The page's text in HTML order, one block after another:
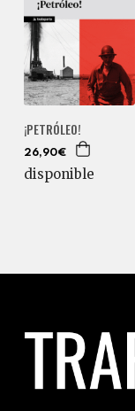
¡PETRÓLEO!
26,90€
disponible